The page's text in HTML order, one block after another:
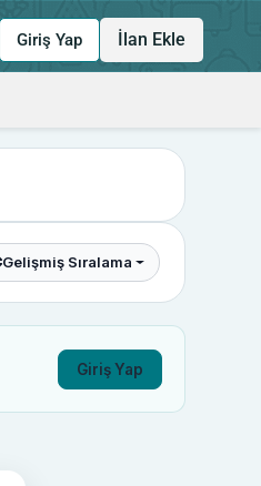
Giriş Yap İlan Ekle
Gelişmiş Sıralama
Giriş Yap